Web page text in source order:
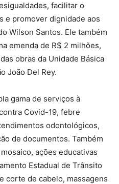
facilitar o
e promover dignidade aos
Wilson Santos. Ele também
emenda de R$ 2 milhões,
obras da Unidade Básica
João Del Rey.
gama de serviços à
Covid-19, febre
odontológicos,
de documentos. Também
ações educativas
Estadual de Trânsito
corte de cabelo, massagens